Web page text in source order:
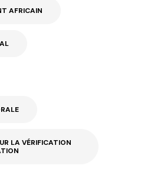
AFRICAIN
LA VÉRIFICATION